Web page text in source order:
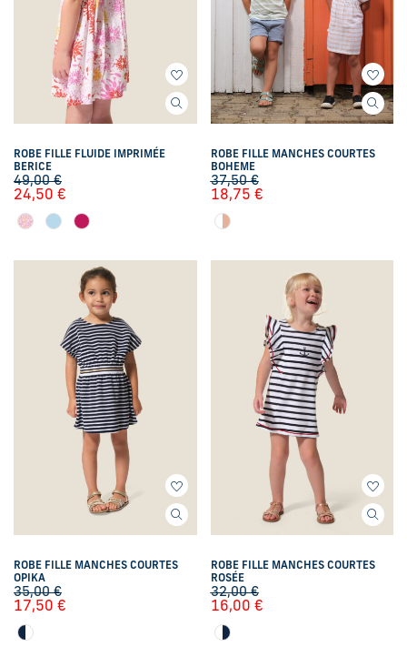
ROBE FILLE FLUIDE IMPRIMÉE
BERICE
49,00€
24,50 €
ROBE FILLE MANCHES COURTES
BOHEME
37,50€
18,75 €
ROBE FILLE MANCHES COURTES
OPIKA
35,00€
17,50 €
ROBE FILLE MANCHES COURTES
ROSÉE
32,00€
16,00 €